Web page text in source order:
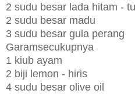
2 sudu besar lada hitam -
2 sudu besar madu
3 sudu besar gula perang
Garamsecukupnya
1 kiub ayam
2 biji lemon - hiris
4 sudu besar olive oil